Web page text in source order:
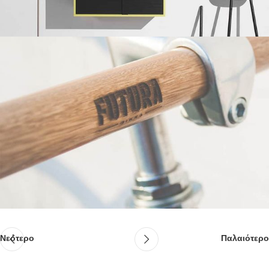
Νεότερο Παλαιότερο